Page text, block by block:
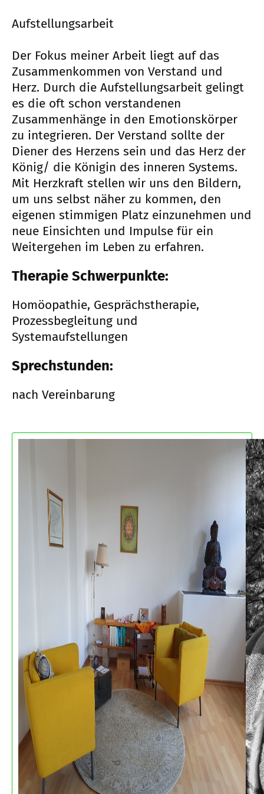
Aufstellungsarbeit
Der Fokus meiner Arbeit liegt auf das
Zusammenkommen von Verstand und
Herz. Durch die Aufstellungsarbeit gelingt
es die oft schon verstandenen
Zusammenhänge in den Emotionskörper
zu integrieren. Der Verstand sollte der
Diener des Herzens sein und das Herz der
König/ die Königin des inneren Systems.
Mit Herzkraft stellen wir uns den Bildern,
um uns selbst näher zu kommen, den
eigenen stimmigen Platz einzunehmen und
neue Einsichten und Impulse für ein
Weitergehen im Leben zu erfahren.
Therapie Schwerpunkte:
Homöopathie, Gesprächstherapie,
Prozessbegleitung und
Systemaufstellungen
Sprechstunden:
nach Vereinbarung